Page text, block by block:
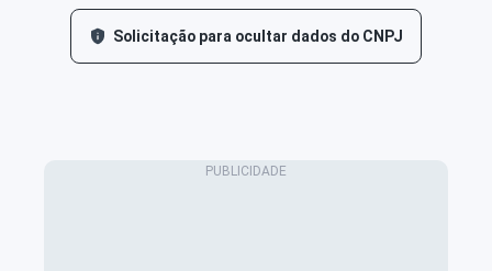
Solicitação para ocultar dados do CNPJ